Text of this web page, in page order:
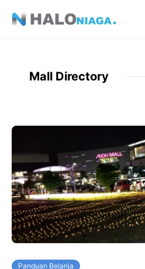
Mall Directory
Panduan Belanja